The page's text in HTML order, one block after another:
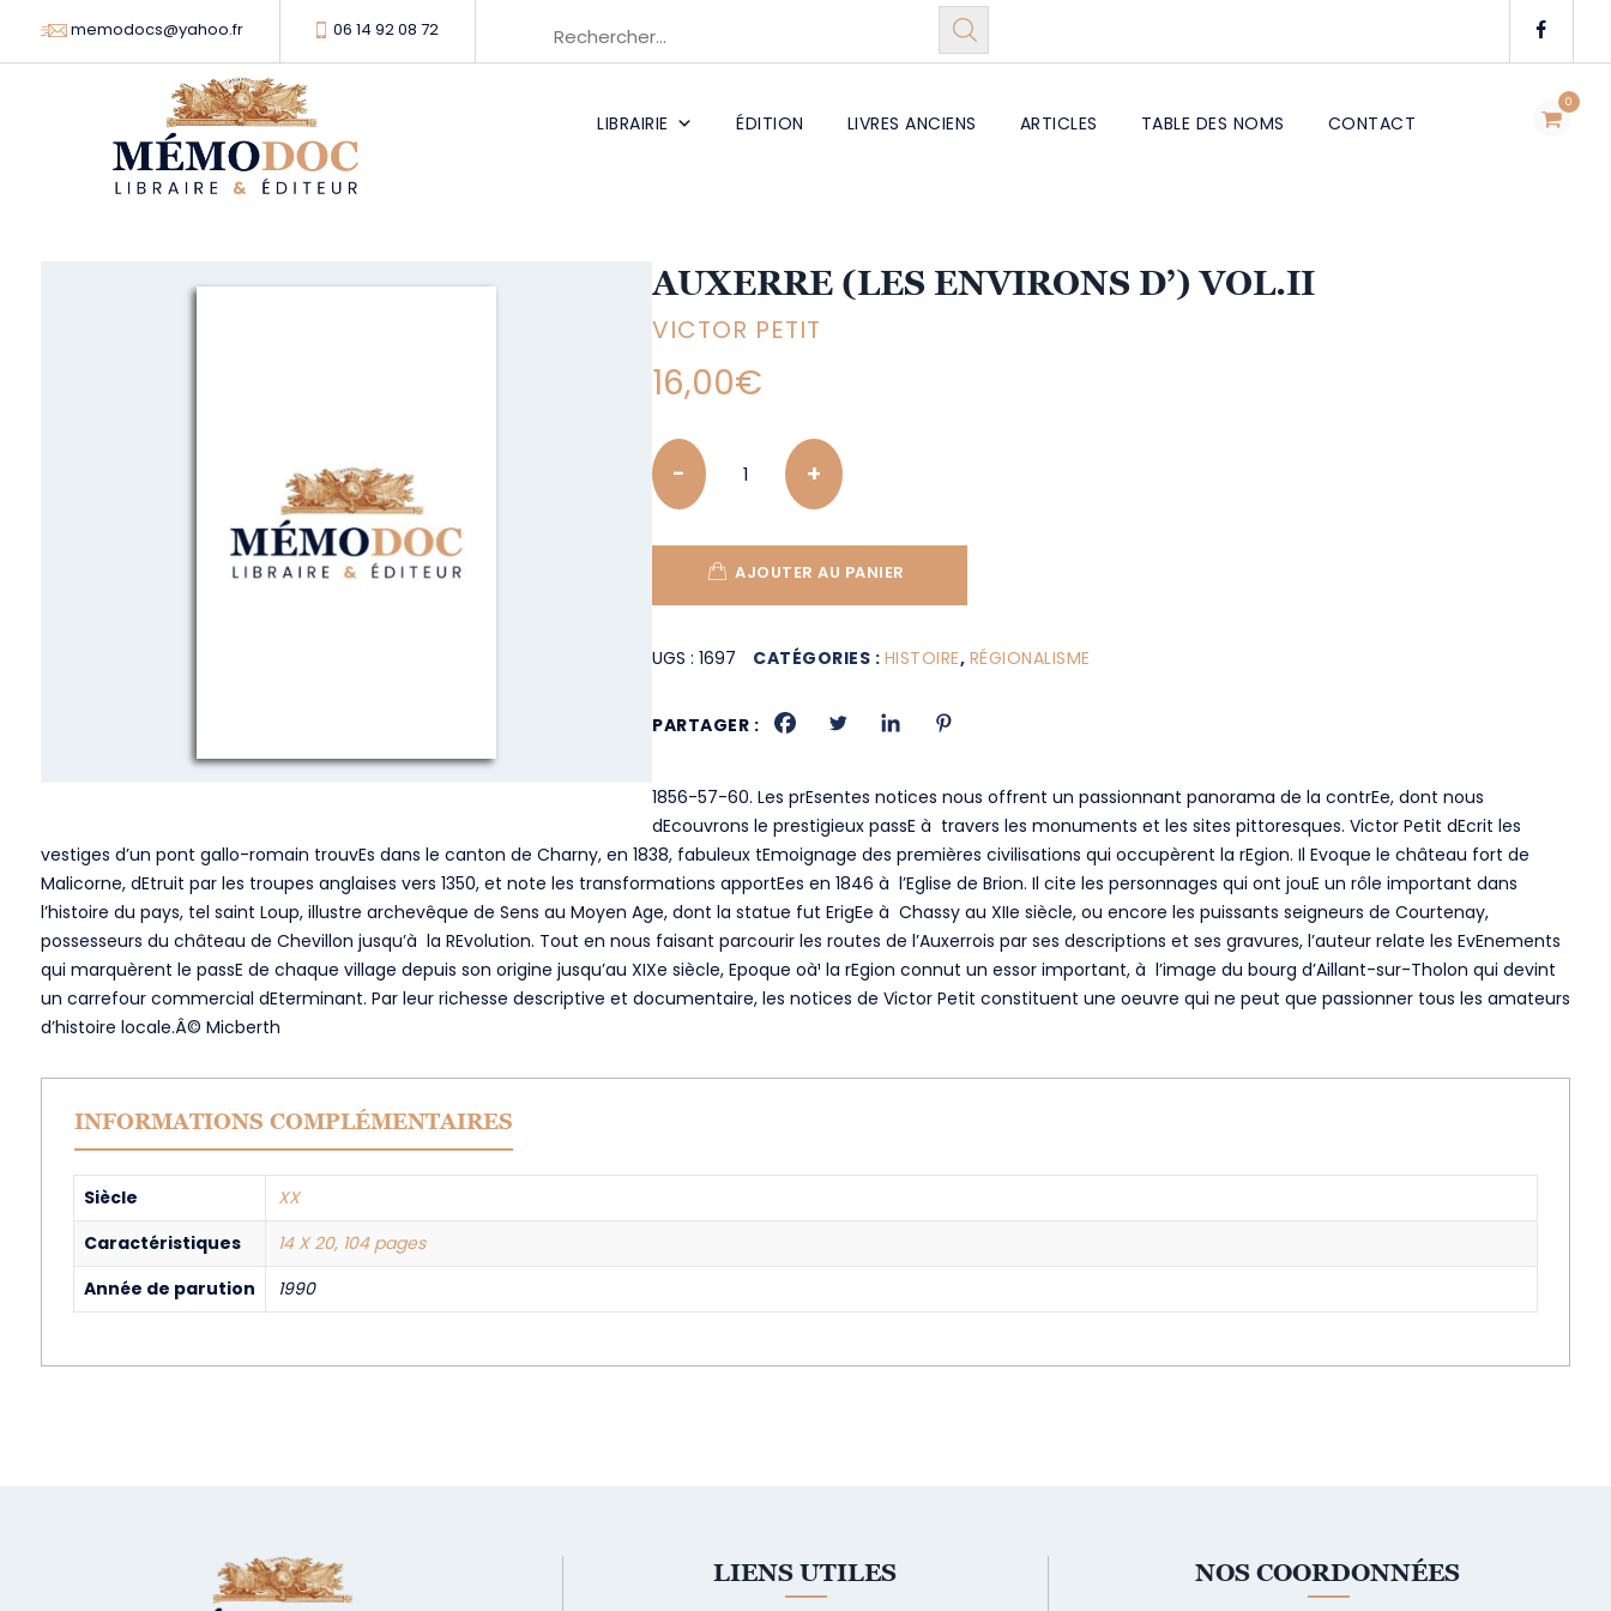
memodocs@yahoo.fr 06 14 92 08 72
0
LIBRAIRIE ÉDITION LIVRES ANCIENS ARTICLES TABLE DES NOMS CONTACT
AUXERRE (LES ENVIRONS D’) VOL.II
VICTOR PETIT
16,00€
Quantity
AJOUTER AU PANIER
UGS :1697 CATÉGORIES : HISTOIRE, RÉGIONALISME
PARTAGER :
1856-57-60. Les prEsentes notices nous offrent un passionnant panorama de la contrEe, dont nous
dEcouvrons le prestigieux passE à travers les monuments et les sites pittoresques. Victor Petit dEcrit les
vestiges d’un pont gallo-romain trouvEs dans le canton de Charny, en 1838, fabuleux tEmoignage des premières civilisations qui occupèrent la rEgion. Il Evoque le château fort de
Malicorne, dEtruit par les troupes anglaises vers 1350, et note les transformations apportEes en 1846 à l’Eglise de Brion. Il cite les personnages qui ont jouE un rôle important dans
l’histoire du pays, tel saint Loup, illustre archevêque de Sens au Moyen Age, dont la statue fut ErigEe à Chassy au XIIe siècle, ou encore les puissants seigneurs de Courtenay,
possesseurs du château de Chevillon jusqu’à la REvolution. Tout en nous faisant parcourir les routes de l’Auxerrois par ses descriptions et ses gravures, l’auteur relate les EvEnements
qui marquèrent le passE de chaque village depuis son origine jusqu’au XIXe siècle, Epoque oà¹ la rEgion connut un essor important, à l’image du bourg d’Aillant-sur-Tholon qui devint
un carrefour commercial dEterminant. Par leur richesse descriptive et documentaire, les notices de Victor Petit constituent une oeuvre qui ne peut que passionner tous les amateurs
d’histoire locale.Â© Micberth
INFORMATIONS COMPLÉMENTAIRES
Siècle
XX
Caractéristiques
14 X 20, 104 pages
Année de parution
1990
LIENS UTILES NOS COORDONNÉES